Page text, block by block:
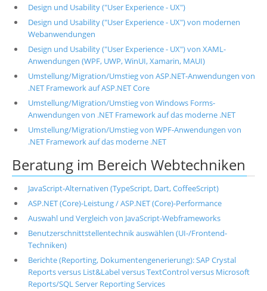
Design und Usability ("User Experience - UX")
Design und Usability ("User Experience - UX") von modernen
Webanwendungen
Design und Usability ("User Experience - UX") von XAML-
Anwendungen (WPF, UWP, WinUI, Xamarin, MAUI)
Umstellung/Migration/Umstieg von ASP.NET-Anwendungen von
.NET Framework auf ASP.NET Core
Umstellung/Migration/Umstieg von Windows Forms-
Anwendungen von .NET Framework auf das moderne .NET
Umstellung/Migration/Umstieg von WPF-Anwendungen von
.NET Framework auf das moderne .NET
Beratung im Bereich Webtechniken
JavaScript-Alternativen (TypeScript, Dart, CoffeeScript)
ASP.NET (Core)-Leistung / ASP.NET (Core)-Performance
Auswahl und Vergleich von JavaScript-Webframeworks
Benutzerschnittstellentechnik auswählen (UI-/Frontend-
Techniken)
Berichte (Reporting, Dokumentengenerierung): SAP Crystal
Reports versus List&Label versus TextControl versus Microsoft
Reports/SQL Server Reporting Services